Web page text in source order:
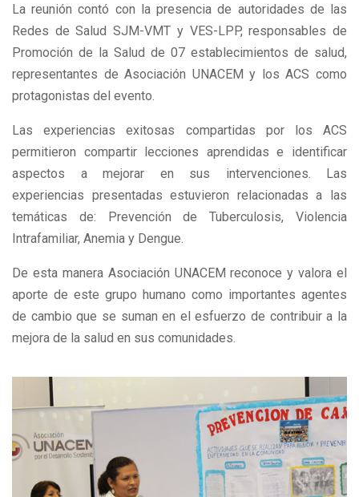
La reunión contó con la presencia de autoridades de las
Redes de Salud SJM-VMT y VES-LPP, responsables de
Promoción de la Salud de 07 establecimientos de salud,
representantes de Asociación UNACEM y los ACS como
protagonistas del evento.
Las experiencias exitosas compartidas por los ACS
permitieron compartir lecciones aprendidas e identificar
aspectos a mejorar en sus intervenciones. Las
experiencias presentadas estuvieron relacionadas a las
temáticas de: Prevención de Tuberculosis, Violencia
Intrafamiliar, Anemia y Dengue.
De esta manera Asociación UNACEM reconoce y valora el
aporte de este grupo humano como importantes agentes
de cambio que se suman en el esfuerzo de contribuir a la
mejora de la salud en sus comunidades.